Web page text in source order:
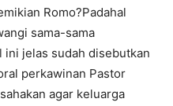
Romo?Padahal
sama-sama
ini jelas sudah disebutkan
perkawinan Pastor
agar keluarga